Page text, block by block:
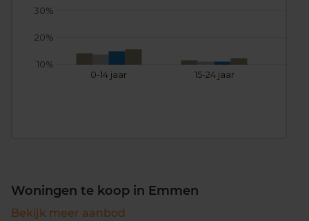
0-14 jaar 15-24 jaar
10%
20%
30%
Woningen te koop in Emmen
Bekijk meer aanbod